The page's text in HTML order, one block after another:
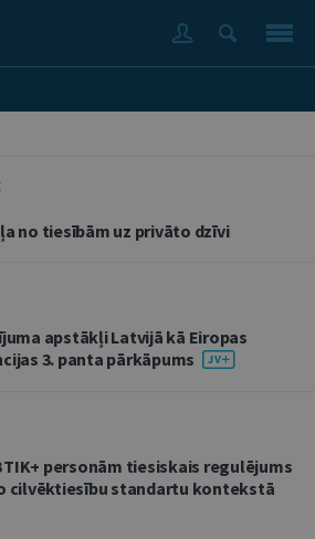
no tiesībām uz privāto dzīvi
apstākļi Latvijā kā Eiropas
3. panta pārkāpums
personām tiesiskais regulējums
cilvēktiesību standartu kontekstā